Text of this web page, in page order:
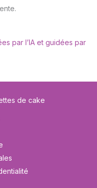
par l’IA et guidées par
de cake